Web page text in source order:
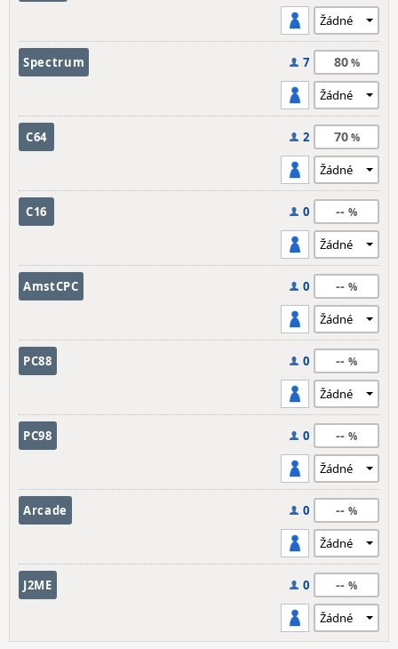
Spectrum 7 80
C64 2 70
C16 0 --
AmstCPC 0 --
PC88 0 --
PC98 0 --
Arcade 0 --
J2ME 0 --